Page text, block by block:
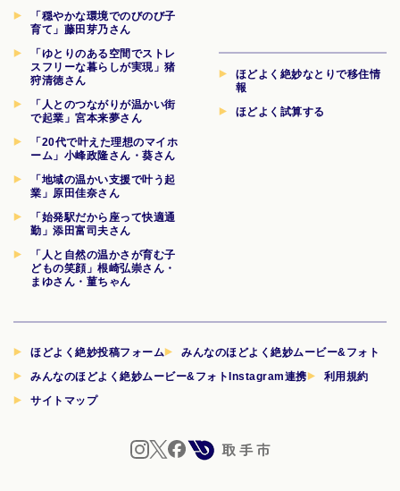
「穏やかな環境でのびのび子
育て」藤田芽乃さん
「ゆとりのある空間でストレ
スフリーな暮らしが実現」猪
狩清徳さん
「人とのつながりが温かい街
で起業」宮本来夢さん
「20代で叶えた理想のマイホ
ーム」小峰政隆さん・葵さん
「地域の温かい支援で叶う起
業」原田佳奈さん
「始発駅だから座って快適通
勤」添田富司夫さん
「人と自然の温かさが育む子
どもの笑顔」根崎弘崇さん・
まゆさん・菫ちゃん
ほどよく絶妙なとりで移住情
報
ほどよく試算する
ほどよく絶妙投稿フォーム
みんなのほどよく絶妙ムービー&フォト
みんなのほどよく絶妙ムービー&フォトInstagram連携
利用規約
サイトマップ